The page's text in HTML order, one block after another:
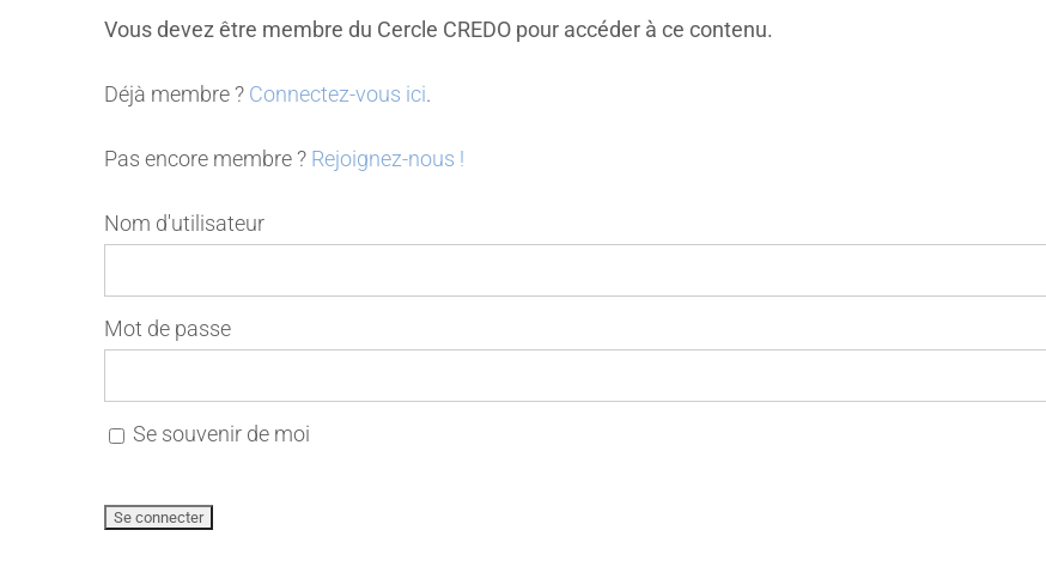
Vous devez être membre du Cercle CREDO pour accéder à ce contenu.
Déjà membre ? Connectez-vous ici.
Pas encore membre ? Rejoignez-nous !
Nom d'utilisateur
Mot de passe
Se souvenir de moi